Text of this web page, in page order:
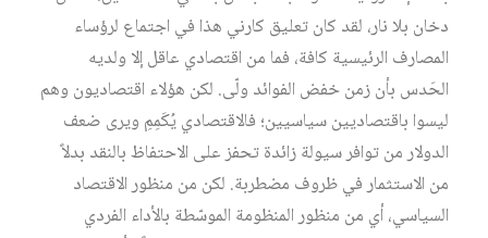
دخان بلا نار، لقد كان تعليق كارني هذا في اجتماع لرؤساء
المصارف الرئيسية كافة، فما من اقتصادي عاقل إلا ولديه
الحَدس بأن زمن خفض الفوائد ولّى. لكن هؤلاء اقتصاديون وهم
ليسوا باقتصاديين سياسيين؛ فالاقتصادي يُكَمِمِ ويرى ضعف
الدولار من توافر سيولة زائدة تحفز على الاحتفاظ بالنقد بدلاً
من الاستثمار في ظروف مضطربة. لكن من منظور الاقتصاد
السياسي، أي من منظور المنظومة الموسّطة بالأداء الفردي